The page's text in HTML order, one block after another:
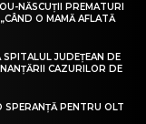
NĂSCUȚII PREMATURI
O MAMĂ AFLATĂ
SPITALUL JUDEȚEAN DE
CAZURILOR DE
SPERANȚĂ PENTRU OLT